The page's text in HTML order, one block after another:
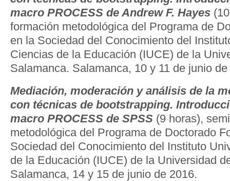
macro PROCESS de Andrew F. Hayes
formación metodológica del Programa de
en la Sociedad del Conocimiento del
Ciencias de la Educación (IUCE) de la
Salamanca. Salamanca, 10 y 11 de junio
Mediación, moderación y análisis de la
con técnicas de bootstrapping.
macro PROCESS de SPSS (9 horas),
metodológica del Programa de Doctorado
Sociedad del Conocimiento del Instituto
de la Educación (IUCE) de la Universidad
Salamanca, 14 y 15 de junio de 2016.